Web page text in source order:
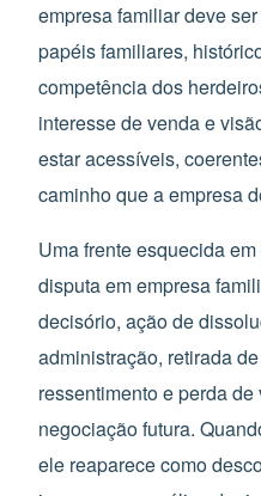
empresa familiar deve
papéis familiares,
competência dos
interesse de venda e
estar acessíveis,
caminho que a empresa
Uma frente esquecida
disputa em empresa
decisório, ação de
administração, retirada
ressentimento e perda
negociação futura.
ele reaparece como